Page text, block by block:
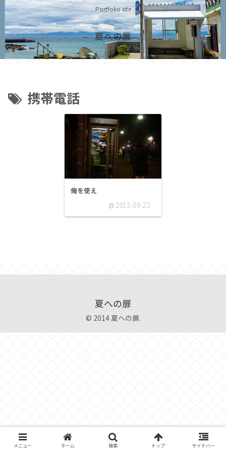
Portfolio site
夏への扉
携帯電話
俺を使え
2015.09.22
夏への扉
© 2014 夏への扉.
メニュー ホーム 検索 トップ サイドバー